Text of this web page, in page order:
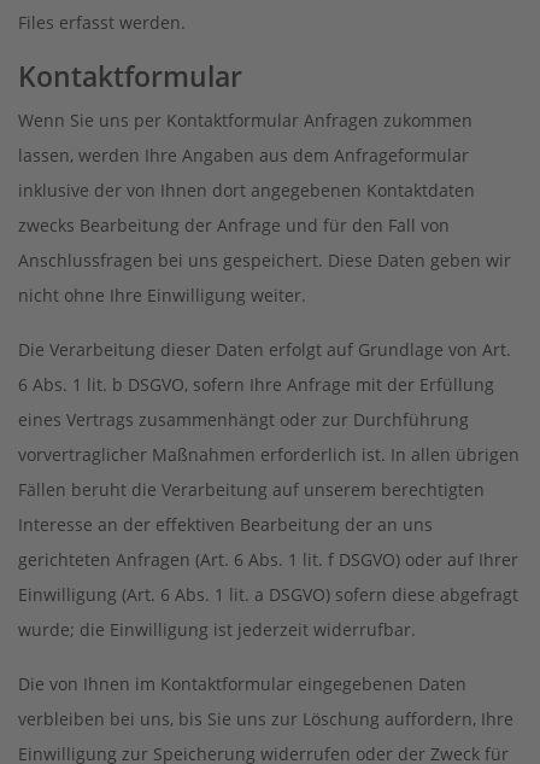
Files erfasst werden.
Kontaktformular
Wenn Sie uns per Kontaktformular Anfragen zukommen
lassen, werden Ihre Angaben aus dem Anfrageformular
inklusive der von Ihnen dort angegebenen Kontaktdaten
zwecks Bearbeitung der Anfrage und für den Fall von
Anschlussfragen bei uns gespeichert. Diese Daten geben wir
nicht ohne Ihre Einwilligung weiter.
Die Verarbeitung dieser Daten erfolgt auf Grundlage von Art.
6 Abs. 1 lit. b DSGVO, sofern Ihre Anfrage mit der Erfüllung
eines Vertrags zusammenhängt oder zur Durchführung
vorvertraglicher Maßnahmen erforderlich ist. In allen übrigen
Fällen beruht die Verarbeitung auf unserem berechtigten
Interesse an der effektiven Bearbeitung der an uns
gerichteten Anfragen (Art. 6 Abs. 1 lit. f DSGVO) oder auf Ihrer
Einwilligung (Art. 6 Abs. 1 lit. a DSGVO) sofern diese abgefragt
wurde; die Einwilligung ist jederzeit widerrufbar.
Die von Ihnen im Kontaktformular eingegebenen Daten
verbleiben bei uns, bis Sie uns zur Löschung auffordern, Ihre
Einwilligung zur Speicherung widerrufen oder der Zweck für